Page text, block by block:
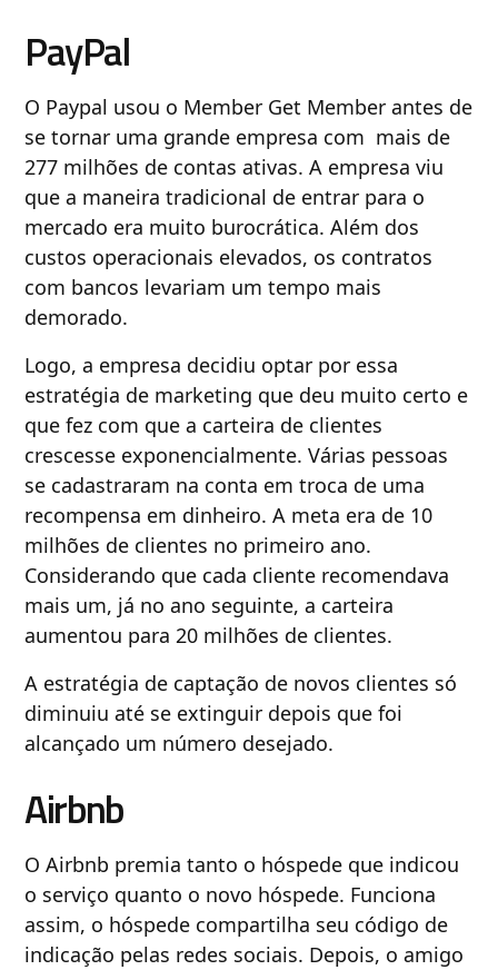
PayPal
O Paypal usou o Member Get Member antes de
se tornar uma grande empresa com mais de
277 milhões de contas ativas. A empresa viu
que a maneira tradicional de entrar para o
mercado era muito burocrática. Além dos
custos operacionais elevados, os contratos
com bancos levariam um tempo mais
demorado.
Logo, a empresa decidiu optar por essa
estratégia de marketing que deu muito certo e
que fez com que a carteira de clientes
crescesse exponencialmente. Várias pessoas
se cadastraram na conta em troca de uma
recompensa em dinheiro. A meta era de 10
milhões de clientes no primeiro ano.
Considerando que cada cliente recomendava
mais um, já no ano seguinte, a carteira
aumentou para 20 milhões de clientes.
A estratégia de captação de novos clientes só
diminuiu até se extinguir depois que foi
alcançado um número desejado.
Airbnb
O Airbnb premia tanto o hóspede que indicou
o serviço quanto o novo hóspede. Funciona
assim, o hóspede compartilha seu código de
indicação pelas redes sociais. Depois, o amigo